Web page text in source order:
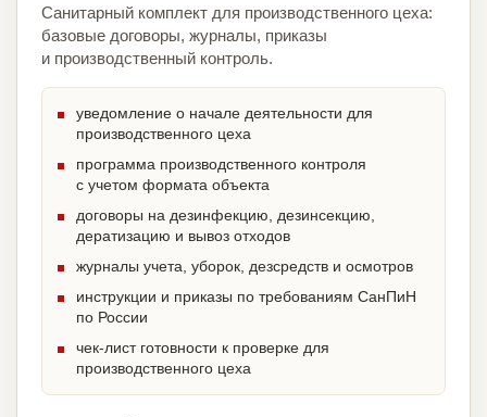
Санитарный комплект для производственного цеха:
базовые договоры, журналы, приказы
и производственный контроль.
уведомление о начале деятельности для
производственного цеха
программа производственного контроля
с учетом формата объекта
договоры на дезинфекцию, дезинсекцию,
дератизацию и вывоз отходов
журналы учета, уборок, дезсредств и осмотров
инструкции и приказы по требованиям СанПиН
по России
чек-лист готовности к проверке для
производственного цеха